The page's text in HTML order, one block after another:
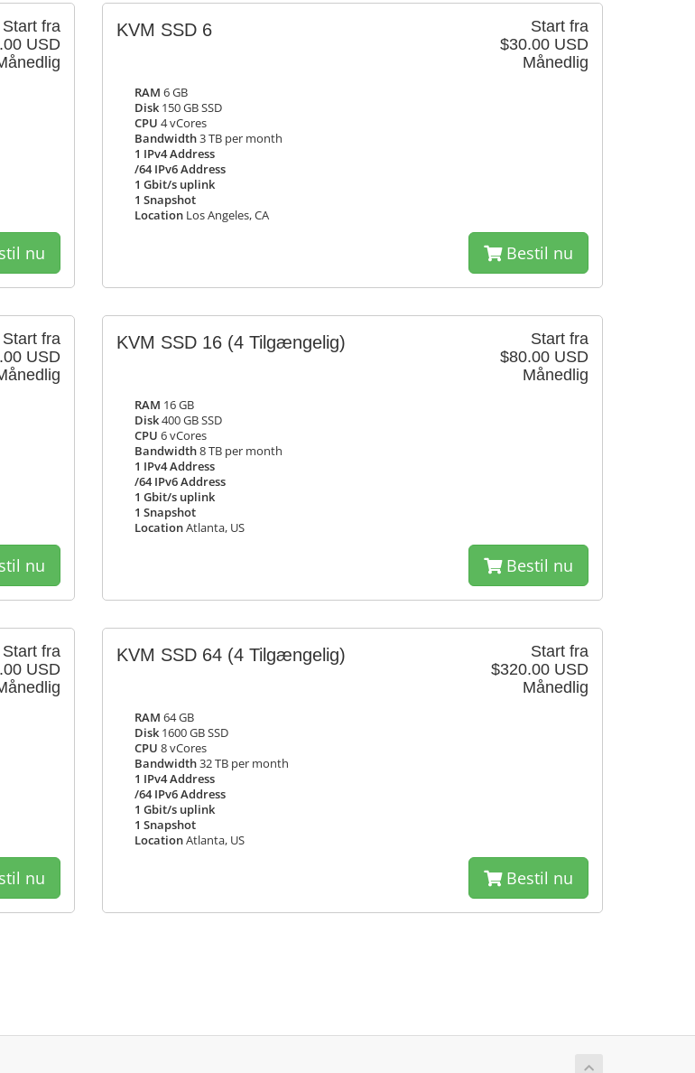
Start fra
USD
nu
Start fra
$30.00 USD
Månedlig
KVM SSD 6
RAM 6 GB
Disk 150 GB SSD
CPU 4 vCores
Bandwidth3 TB per month
1 IPv4 Address
/64 IPv6 Address
1 Gbit/s uplink
1 Snapshot
Location Los Angeles, CA
Bestil nu
Start fra
USD
nu
Start fra
$80.00 USD
Månedlig
KVM SSD 16 (4 Tilgængelig)
RAM 16 GB
Disk400 GB SSD
CPU 6 vCores
Bandwidth8 TB per month
1 IPv4 Address
/64 IPv6 Address
1 Gbit/s uplink
1 Snapshot
LocationAtlanta, US
Bestil nu
Start fra
USD
nu
Start fra
$320.00 USD
Månedlig
KVM SSD 64 (4 Tilgængelig)
RAM 64 GB
Disk 1600 GB SSD
CPU 8 vCores
Bandwidth32 TB per month
1 IPv4 Address
/64 IPv6 Address
1 Gbit/s uplink
1 Snapshot
LocationAtlanta, US
Bestil nu